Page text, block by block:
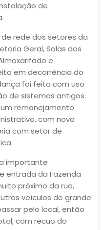
de
rede dos setores da
Geral, Salas dos
e
em decorrência do
foi feita com uso
de sistemas antigos.
remanejamento
com nova
com setor de
importante
entrada da Fazenda
próximo da rua,
veículos de grande
pelo local, então
com recuo do